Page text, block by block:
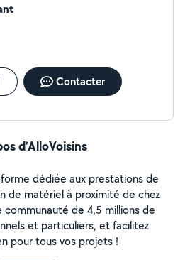
Contacter
d’AlloVoisins
dédiée aux prestations de
de matériel à proximité de chez
communauté de 4,5 millions de
et particuliers, et facilitez
pour tous vos projets !